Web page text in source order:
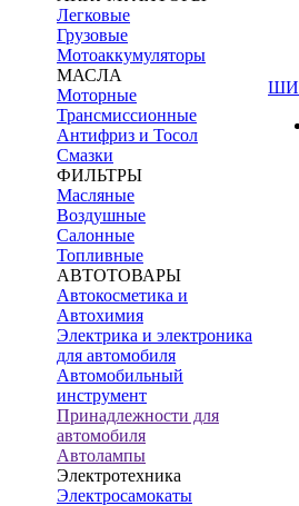
Легковые
Грузовые
Мотоаккумуляторы
МАСЛА
Моторные
Трансмиссионные
Антифриз и Тосол
Смазки
ФИЛЬТРЫ
Масляные
Воздушные
Салонные
Топливные
АВТОТОВАРЫ
Автокосметика и
Автохимия
Электрика и электроника
для автомобиля
Автомобильный
инструмент
Принадлежности для
автомобиля
Автолампы
Электротехника
Электросамокаты